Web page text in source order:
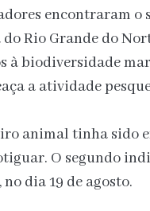
encontraram o
do Rio Grande do
à biodiversidade
a atividade
animal tinha sido
O segundo
no dia 19 de agosto.